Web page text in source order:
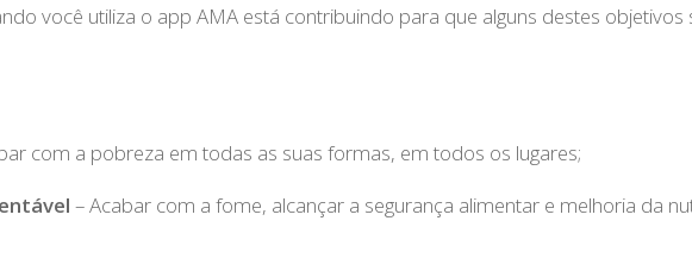
você utiliza o app AMA está contribuindo para que alguns destes objetivos
com a pobreza em todas as suas formas, em todos os lugares;
– Acabar com a fome, alcançar a segurança alimentar e melhoria da